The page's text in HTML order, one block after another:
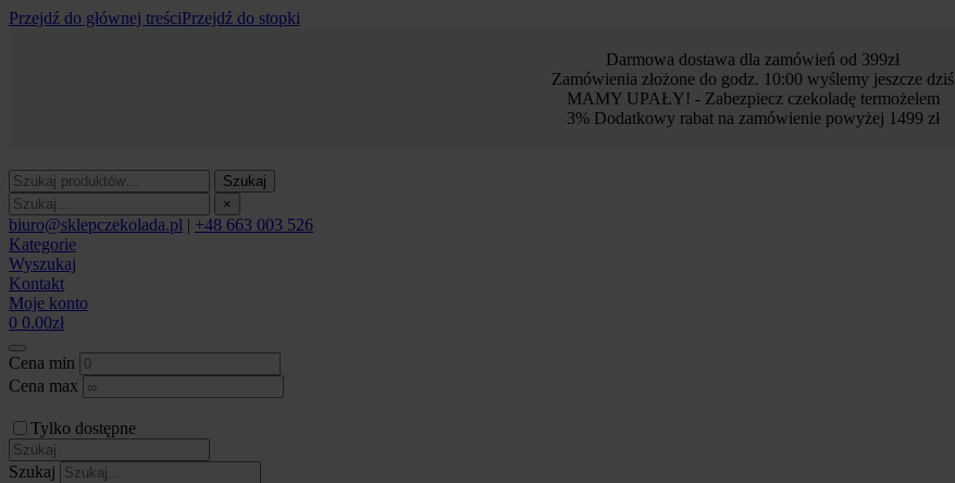
Przejdź do głównej treściPrzejdź do stopki
Darmowa dostawa dla zamówień od 399zł
Zamówienia złożone do godz. 10:00 wyślemy jeszcze dziś
MAMY UPAŁY! - Zabezpiecz czekoladę termożelem
3% Dodatkowy rabat na zamówienie powyżej 1499 zł
Szukaj
×
biuro@sklepczekolada.pl | +48 663 003 526
Kategorie
Wyszukaj
Kontakt
Moje konto
0 0.00zł
Cena min
Cena max
Tylko dostępne
Szukaj